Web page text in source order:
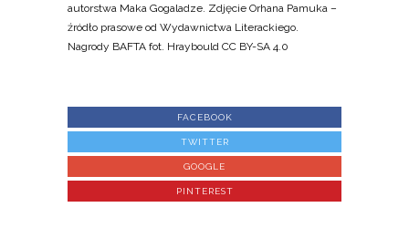
autorstwa Maka Gogaladze. Zdjęcie Orhana Pamuka –
źródło prasowe od Wydawnictwa Literackiego.
Nagrody BAFTA fot. Hraybould CC BY-SA 4.0
FACEBOOK
TWITTER
GOOGLE
PINTEREST